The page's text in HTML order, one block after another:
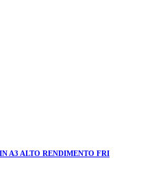
A3 ALTO RENDIMENTO FRI